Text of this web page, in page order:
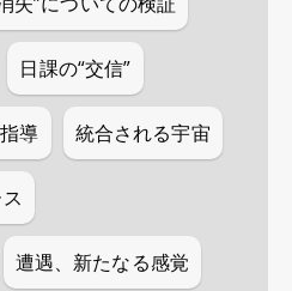
日課の“交信”
導 統合される宇宙
遭遇、新たなる感覚